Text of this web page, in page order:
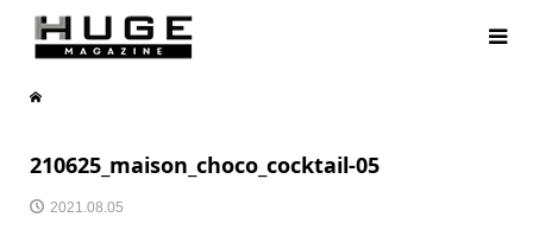
210625_maison_choco_cocktail-05
2021.08.05